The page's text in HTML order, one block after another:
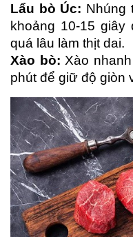
Lẩu bò Úc: Nhúng
khoảng 10-15 giây
quá lâu làm thịt dai.
Xào bò: Xào
phút để giữ độ giòn